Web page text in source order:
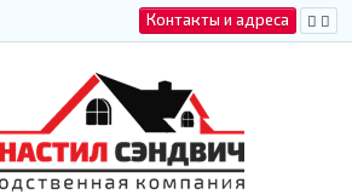
Контакты и адреса